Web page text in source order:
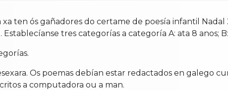
ten ós gañadores do certame de poesía infantil Nadal
tres categorías a categoría A: ata 8 anos; B:
Os poemas debían estar redactados en galego
a computadora ou a man.